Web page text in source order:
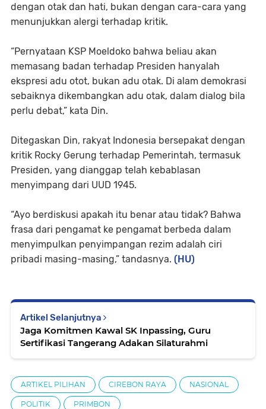
dengan otak dan hati, bukan dengan cara-cara yang
menunjukkan alergi terhadap kritik.
“Pernyataan KSP Moeldoko bahwa beliau akan
memasang badan terhadap Presiden hanyalah
ekspresi adu otot, bukan adu otak. Di alam demokrasi
sebaiknya dikembangkan adu otak, dalam dialog bila
perlu debat,” kata Din.
Ditegaskan Din, rakyat Indonesia bersepakat dengan
kritik Rocky Gerung terhadap Pemerintah, termasuk
Presiden, yang dianggap telah kebablasan
menyimpang dari UUD 1945.
“Ayo berdiskusi apakah itu benar atau tidak? Bahwa
frasa dari pengamat ke pengamat berbeda dalam
menyimpulkan penyimpangan rezim adalah ciri
pribadi masing-masing,” tandasnya. (HU)
Artikel Selanjutnya
Jaga Komitmen Kawal SK Inpassing, Guru
Sertifikasi Tangerang Adakan Silaturahmi
ARTIKEL PILIHAN CIREBON RAYA NASIONAL
POLITIK PRIMBON